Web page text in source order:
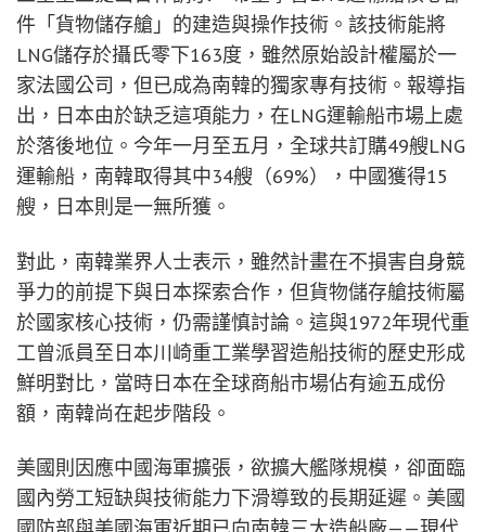
件「貨物儲存艙」的建造與操作技術。該技術能將
LNG儲存於攝氏零下163度，雖然原始設計權屬於一
家法國公司，但已成為南韓的獨家專有技術。報導指
出，日本由於缺乏這項能力，在LNG運輸船市場上處
於落後地位。今年一月至五月，全球共訂購49艘LNG
運輸船，南韓取得其中34艘（69%），中國獲得15
艘，日本則是一無所獲。
對此，南韓業界人士表示，雖然計畫在不損害自身競
爭力的前提下與日本探索合作，但貨物儲存艙技術屬
於國家核心技術，仍需謹慎討論。這與1972年現代重
工曾派員至日本川崎重工業學習造船技術的歷史形成
鮮明對比，當時日本在全球商船市場佔有逾五成份
額，南韓尚在起步階段。
美國則因應中國海軍擴張，欲擴大艦隊規模，卻面臨
國內勞工短缺與技術能力下滑導致的長期延遲。美國